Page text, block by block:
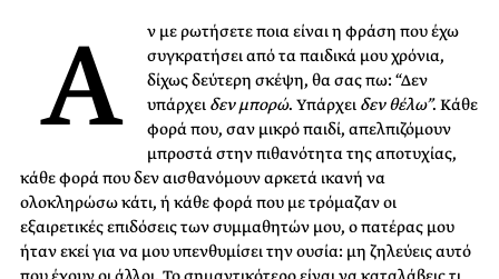
Α
ν με ρωτήσετε ποια είναι η φράση που έχω
συγκρατήσει από τα παιδικά μου χρόνια,
δίχως δεύτερη σκέψη, θα σας πω: “Δεν
υπάρχει δεν μπορώ. Υπάρχει δεν θέλω”. Κάθε
φορά που, σαν μικρό παιδί, απελπιζόμουν
μπροστά στην πιθανότητα της αποτυχίας,
κάθε φορά που δεν αισθανόμουν αρκετά ικανή να
ολοκληρώσω κάτι, ή κάθε φορά που με τρόμαζαν οι
εξαιρετικές επιδόσεις των συμμαθητών μου, ο πατέρας μου
ήταν εκεί για να μου υπενθυμίσει την ουσία: μη ζηλεύεις αυτό